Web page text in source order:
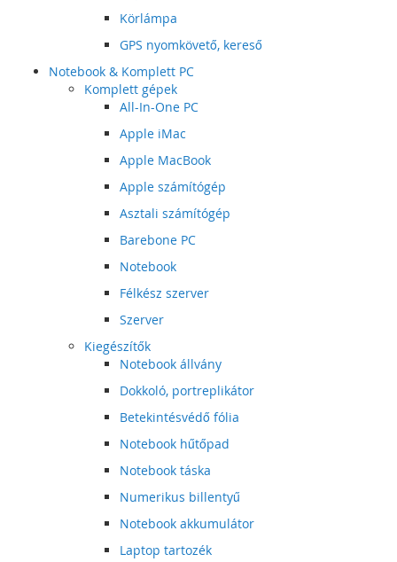
Körlámpa
GPS nyomkövető, kereső
Notebook & Komplett PC
Komplett gépek
All-In-One PC
Apple iMac
Apple MacBook
Apple számítógép
Asztali számítógép
Barebone PC
Notebook
Félkész szerver
Szerver
Kiegészítők
Notebook állvány
Dokkoló, portreplikátor
Betekintésvédő fólia
Notebook hűtőpad
Notebook táska
Numerikus billentyű
Notebook akkumulátor
Laptop tartozék